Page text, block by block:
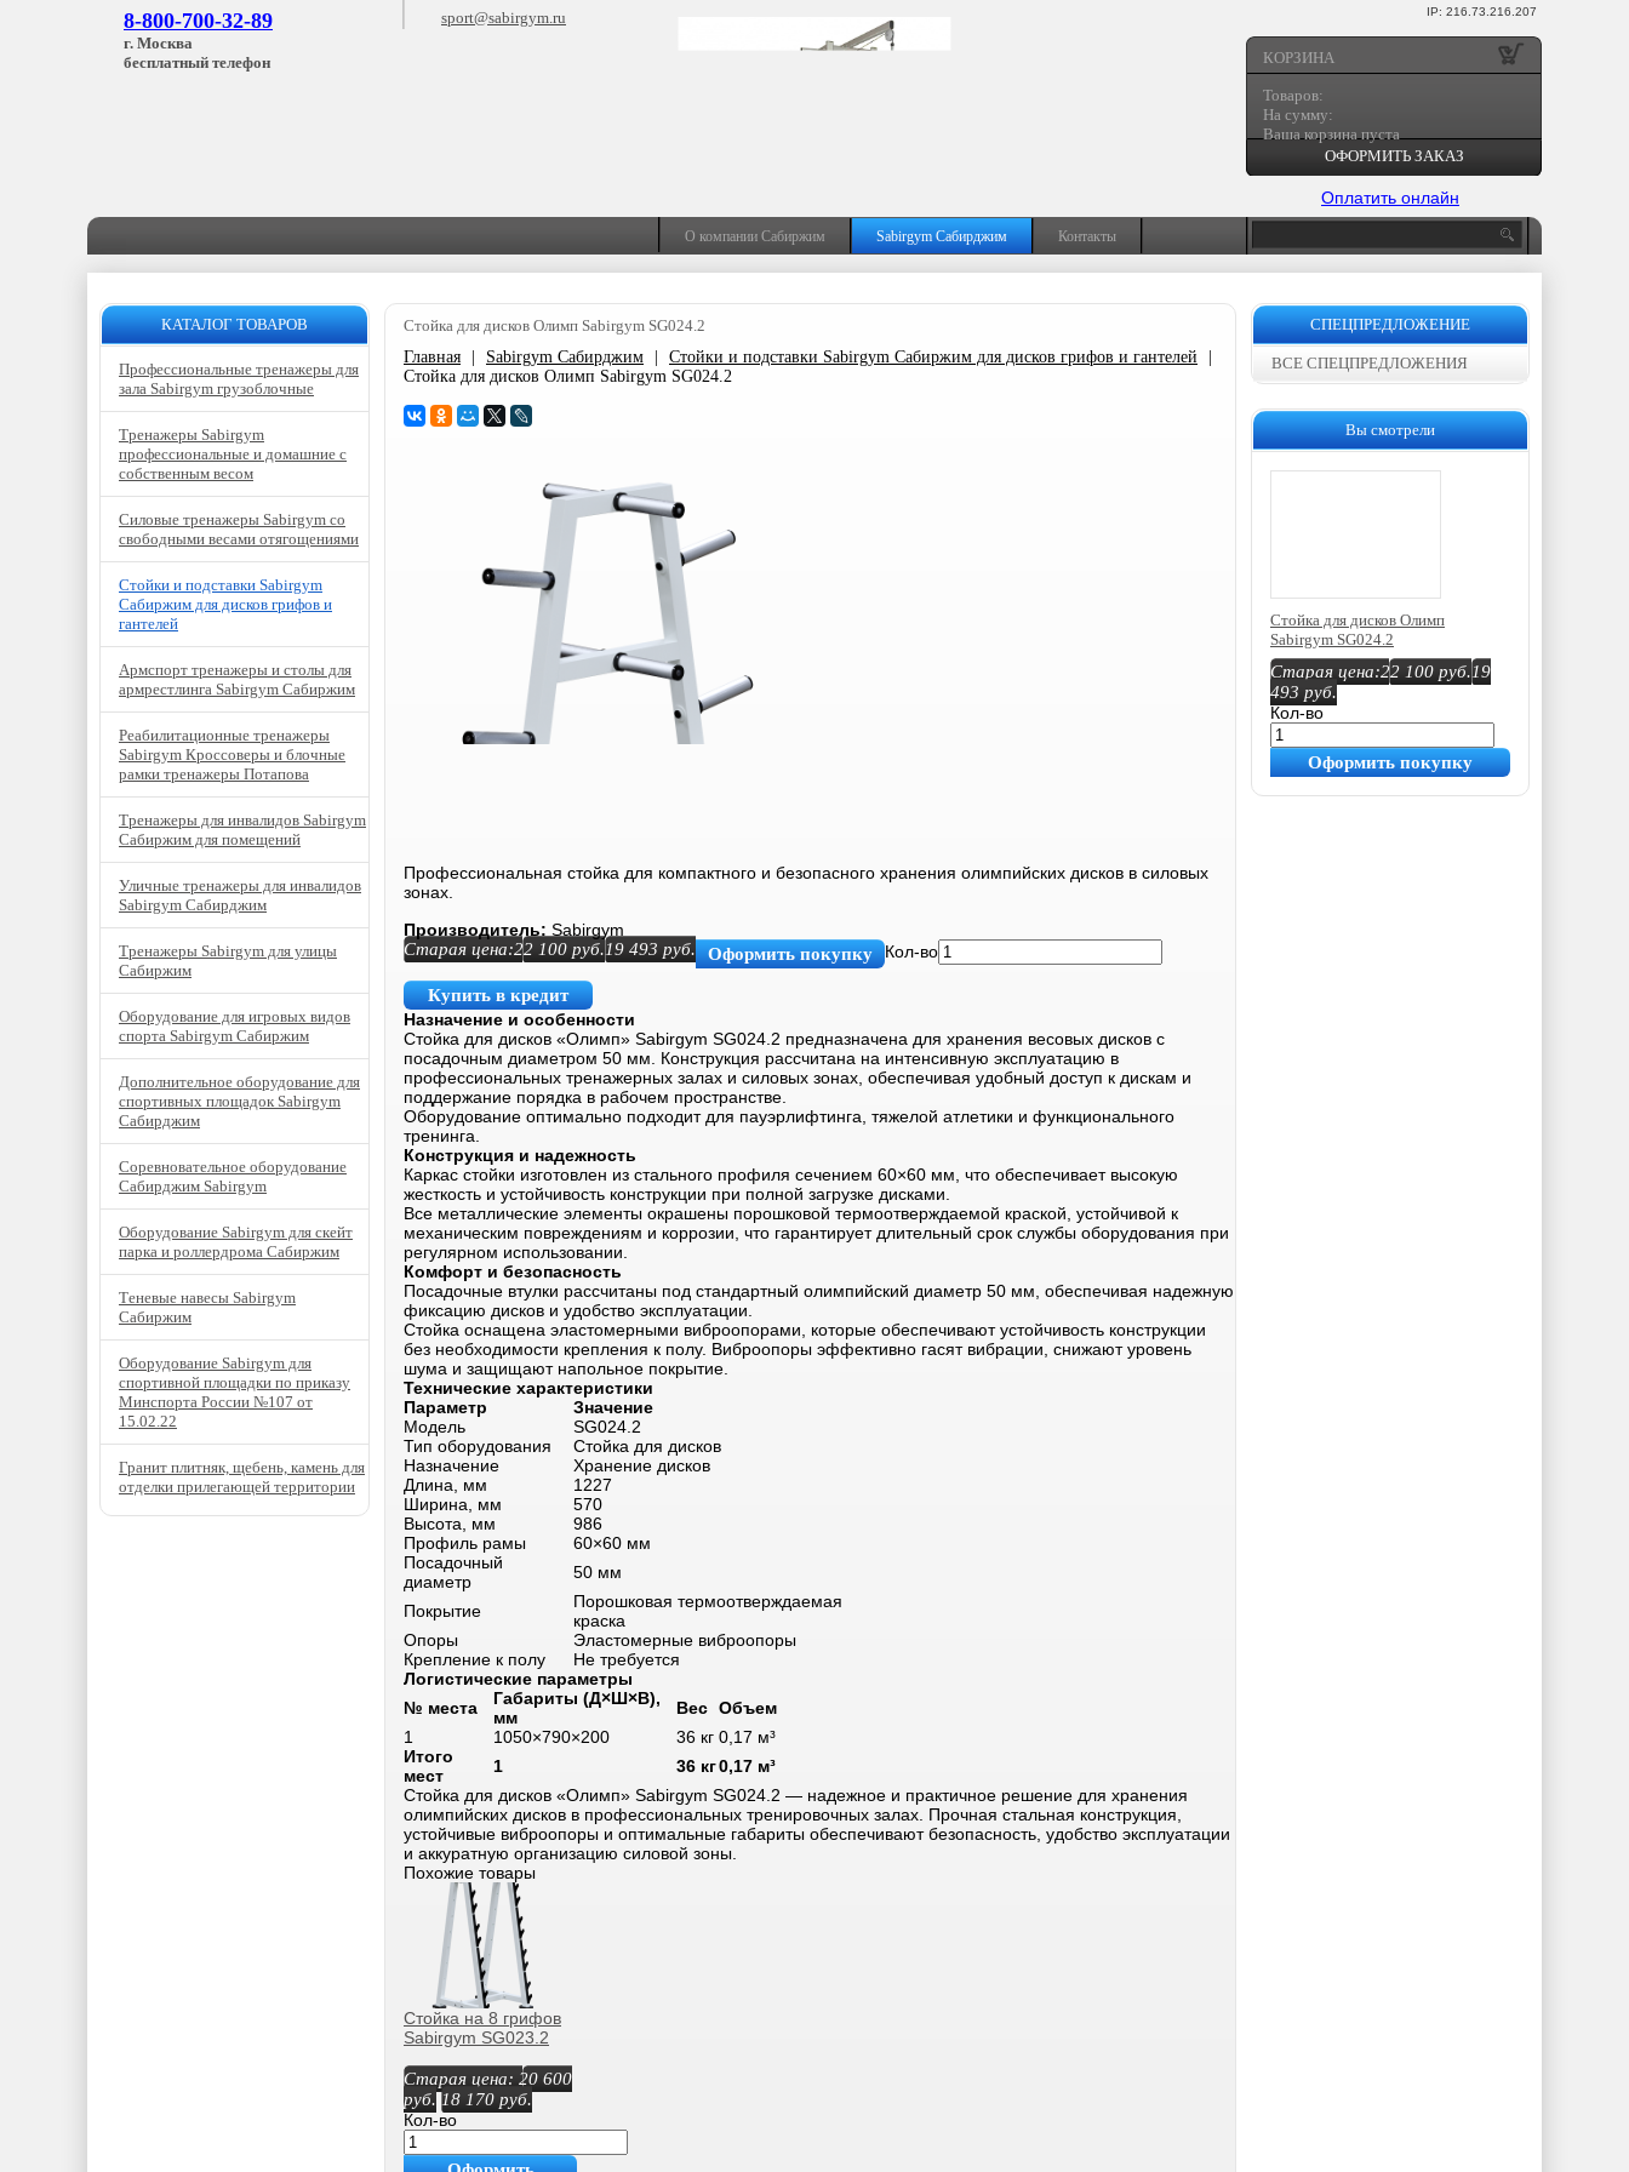
IP: 216.73.216.207
8-800-700-32-89
г. Москва
бесплатный телефон
sport@sabirgym.ru
КОРЗИНА
Товаров:
На сумму:
Ваша корзина пуста
ОФОРМИТЬ ЗАКАЗ
Оплатить онлайн
О компании Сабиржим Sabirgym Сабирджим Контакты
Стойка для дисков Олимп Sabirgym SG024.2
Главная
Sabirgym Сабирджим Стойки и подставки Sabirgym Сабиржим для дисков грифов и гантелей
Стойка для дисков Олимп Sabirgym SG024.2
Профессиональная стойка для компактного и безопасного хранения олимпийских дисков в силовых
зонах.
Производитель: Sabirgym
Старая цена:22 100 руб.19 493 руб. Кол-во
Оформить покупку
Купить в кредит
Назначение и особенности
Стойка для дисков «Олимп» Sabirgym SG024.2 предназначена для хранения весовых дисков с
посадочным диаметром 50 мм. Конструкция рассчитана на интенсивную эксплуатацию в
профессиональных тренажерных залах и силовых зонах, обеспечивая удобный доступ к дискам и
поддержание порядка в рабочем пространстве.
Оборудование оптимально подходит для пауэрлифтинга, тяжелой атлетики и функционального
тренинга.
Конструкция и надежность
Каркас стойки изготовлен из стального профиля сечением 60×60 мм, что обеспечивает высокую
жесткость и устойчивость конструкции при полной загрузке дисками.
Все металлические элементы окрашены порошковой термоотверждаемой краской, устойчивой к
механическим повреждениям и коррозии, что гарантирует длительный срок службы оборудования при
регулярном использовании.
Комфорт и безопасность
Посадочные втулки рассчитаны под стандартный олимпийский диаметр 50 мм, обеспечивая надежную
фиксацию дисков и удобство эксплуатации.
Стойка оснащена эластомерными виброопорами, которые обеспечивают устойчивость конструкции
без необходимости крепления к полу. Виброопоры эффективно гасят вибрации, снижают уровень
шума и защищают напольное покрытие.
Технические характеристики
Параметр
Значение
Модель
SG024.2
Тип оборудования
Стойка для дисков
Назначение
Хранение дисков
Длина, мм
1227
Ширина, мм
570
Высота, мм
986
Профиль рамы
60×60 мм
Посадочный
диаметр
50 мм
Покрытие
Порошковая термоотверждаемая
краска
Опоры
Эластомерные виброопоры
Крепление к полу
Не требуется
Логистические параметры
№ места
Габариты (Д×Ш×В),
мм
Вес Объем
1
1050×790×200 36 кг 0,17 м³
Итого
мест
1 36 кг0,17 м³
Стойка для дисков «Олимп» Sabirgym SG024.2 — надежное и практичное решение для хранения
олимпийских дисков в профессиональных тренировочных залах. Прочная стальная конструкция,
устойчивые виброопоры и оптимальные габариты обеспечивают безопасность, удобство эксплуатации
и аккуратную организацию силовой зоны.
Похожие товары
Стойка на 8 грифов
Sabirgym SG023.2
Старая цена: 20 600
руб. 18 170 руб.
Кол-во
КАТАЛОГ ТОВАРОВ
Профессиональные тренажеры для
зала Sabirgym грузоблочные
Тренажеры Sabirgym
профессиональные и домашние с
собственным весом
Силовые тренажеры Sabirgym со
свободными весами отягощениями
Стойки и подставки Sabirgym
Сабиржим для дисков грифов и
гантелей
Армспорт тренажеры и столы для
армрестлинга Sabirgym Сабиржим
Реабилитационные тренажеры
Sabirgym Кроссоверы и блочные
рамки тренажеры Потапова
Тренажеры для инвалидов Sabirgym
Сабиржим для помещений
Уличные тренажеры для инвалидов
Sabirgym Сабирджим
Тренажеры Sabirgym для улицы
Сабиржим
Оборудование для игровых видов
спорта Sabirgym Сабиржим
Дополнительное оборудование для
спортивных площадок Sabirgym
Сабирджим
Соревновательное оборудование
Сабирджим Sabirgym
Оборудование Sabirgym для скейт
парка и роллердрома Сабиржим
Теневые навесы Sabirgym
Сабиржим
Оборудование Sabirgym для
спортивной площадки по приказу
Минспорта России №107 от
15.02.22
Гранит плитняк, щебень, камень для
отделки прилегающей территории
СПЕЦПРЕДЛОЖЕНИЕ
ВСЕ СПЕЦПРЕДЛОЖЕНИЯ
Вы смотрели
Стойка для дисков Олимп
Sabirgym SG024.2
Старая цена:22 100 руб.19
493 руб.
Кол-во
Оформить покупку